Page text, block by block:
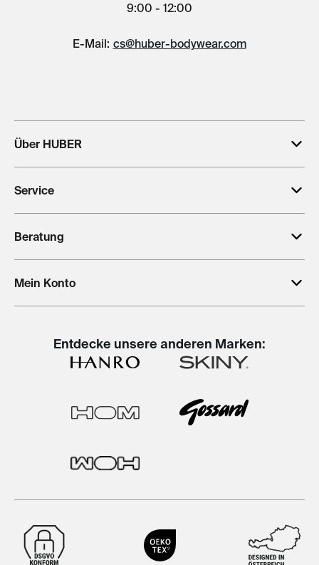
9:00 - 12:00
E-Mail: cs@huber-bodywear.com
Über HUBER
Service
Beratung
Mein Konto
Entdecke unsere anderen Marken: